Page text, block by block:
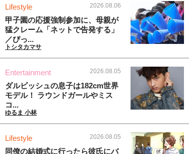
Lifestyle 2026.08.06
甲子園の応援強制参加に、母親が
猛クレーム「ネットで告発する」
／びっ...
トシタカマサ
Entertainment 2026.08.05
ダルビッシュの息子は182cm世界
モデル！ ラウンドガールやミス
コ...
ゆるま 小林
Lifestyle 2026.08.05
同僚の結婚式に行ったら彼氏にバ